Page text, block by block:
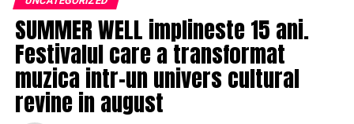
SUMMER WELL implineste 15 ani.
Festivalul care a transformat
muzica intr-un univers cultural
revine in august